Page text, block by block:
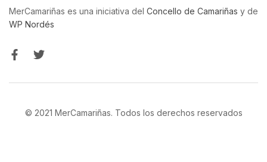
MerCamariñas es una iniciativa del Concello de Camariñas y de
WP Nordés
© 2021 MerCamariñas. Todos los derechos reservados